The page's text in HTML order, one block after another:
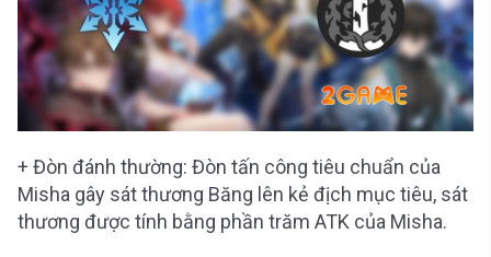
+ Đòn đánh thường: Đòn tấn công tiêu chuẩn của
Misha gây sát thương Băng lên kẻ địch mục tiêu, sát
thương được tính bằng phần trăm ATK của Misha.